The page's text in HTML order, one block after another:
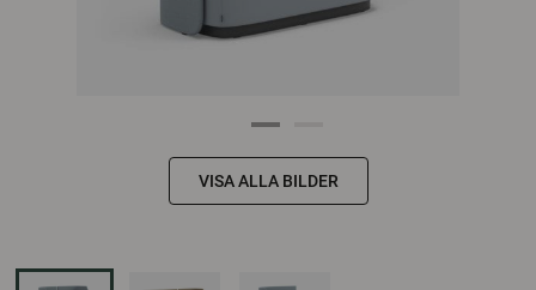
VISA ALLA BILDER